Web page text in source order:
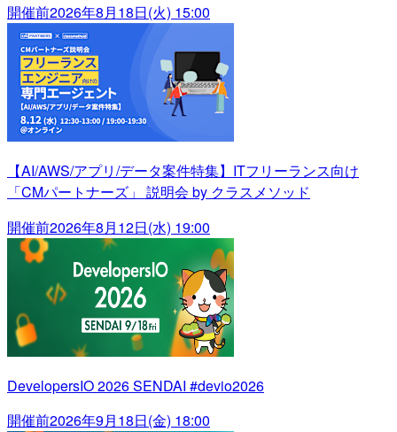
開催前2026年8月18日(火) 15:00
【AI/AWS/アプリ/データ案件特集】ITフリーランス向け
「CMパートナーズ」 説明会 by クラスメソッド
開催前2026年8月12日(水) 19:00
DevelopersIO 2026 SENDAI #devio2026
開催前2026年9月18日(金) 18:00